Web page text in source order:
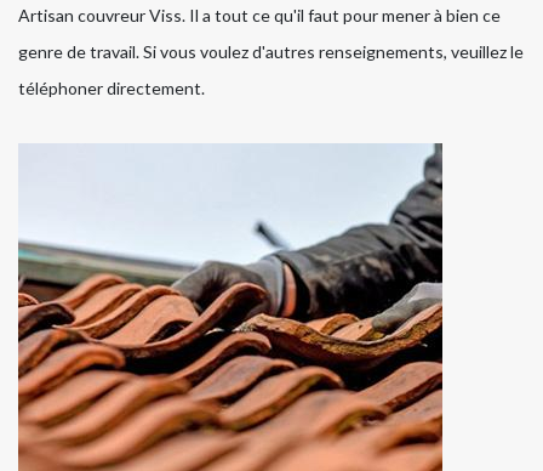
Artisan couvreur Viss. Il a tout ce qu'il faut pour mener à bien ce
genre de travail. Si vous voulez d'autres renseignements, veuillez le
téléphoner directement.